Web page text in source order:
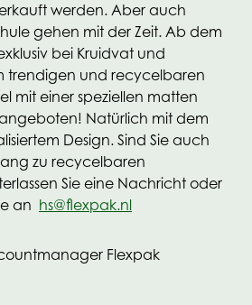
werden. Aber auch
gehen mit der Zeit. Ab dem
bei Kruidvat und
trendigen und recycelbaren
mit einer speziellen matten
Natürlich mit dem
Design. Sind Sie auch
zu recycelbaren
Sie eine Nachricht oder
an hs@flexpak.nl
Flexpak